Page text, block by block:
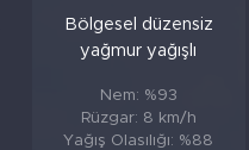
Bölgesel düzensiz
yağmur yağışlı
Nem: %93
Rüzgar: 8 km/h
Yağış Olasılığı: %88